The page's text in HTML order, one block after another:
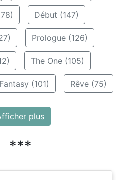
Début (147)
Prologue (126)
The One (105)
Fantasy (101) Rêve (75)
plus
***